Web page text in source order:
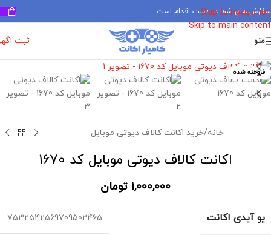
Skip to navigation
Skip to main content
سفارش های شما در دست اقدام است
منو ثبت
فروخته شده
برای بزرگنمایی کلیک کنید
خانه/خرید اکانت کالاف دیوتی موبایل
اکانت کالاف دیوتی موبایل کد 1670
1,000,000 تومان
یو آیدی اکانت 7532542569709502465